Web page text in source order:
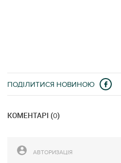
ПОДІЛИТИСЯ НОВИНОЮ
КОМЕНТАРІ (0)
АВТОРИЗАЦІЯ